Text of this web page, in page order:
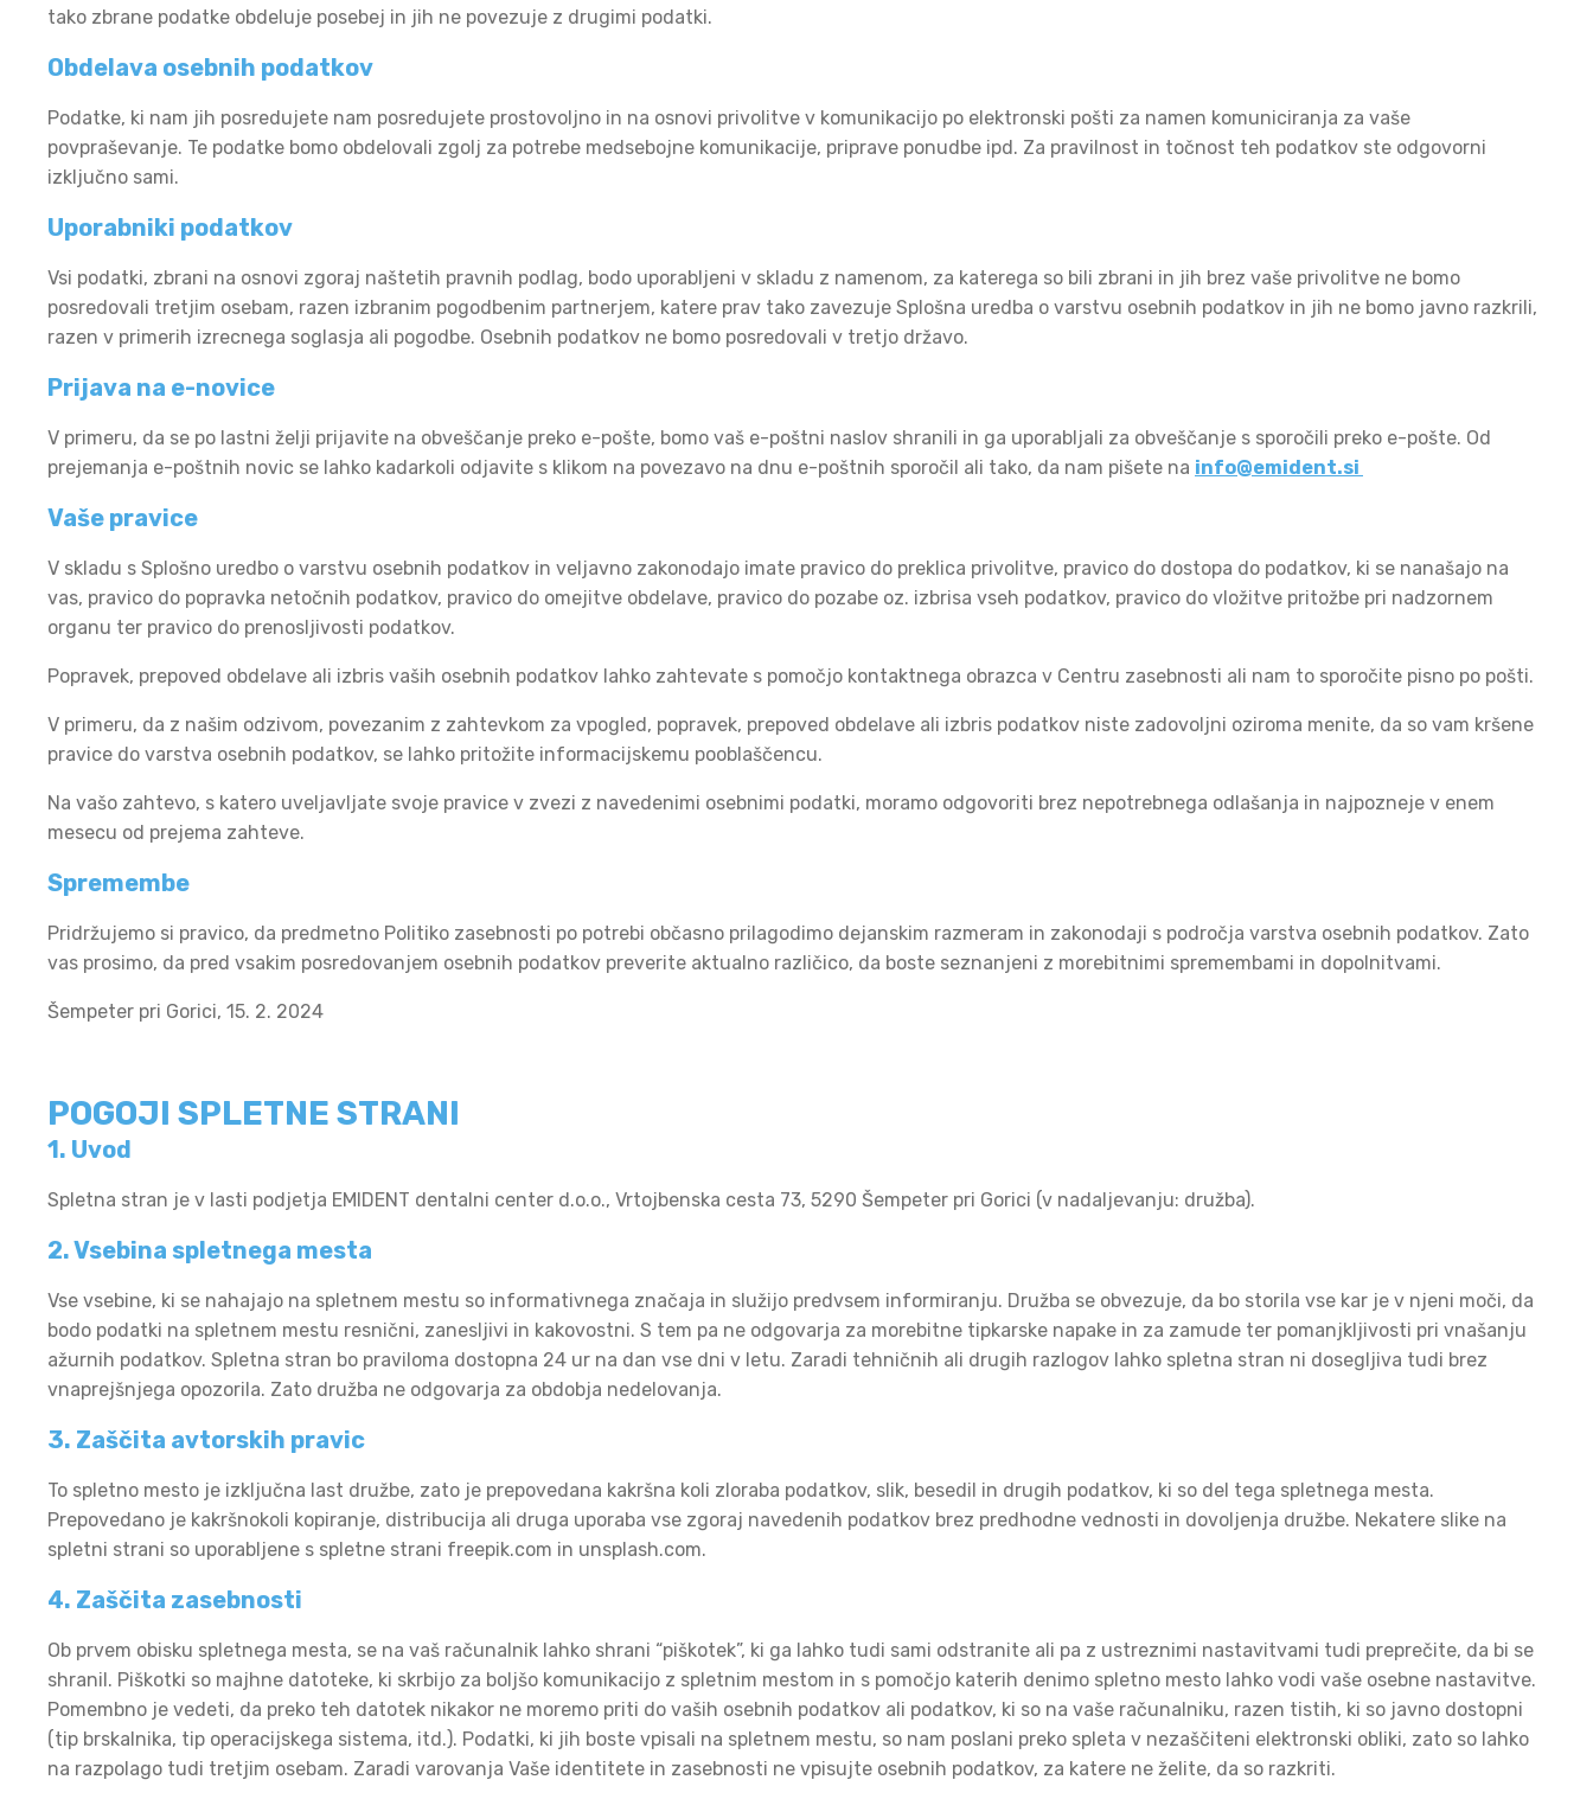
tako zbrane podatke obdeluje posebej in jih ne povezuje z drugimi podatki.
Obdelava osebnih podatkov
Podatke, ki nam jih posredujete nam posredujete prostovoljno in na osnovi privolitve v komunikacijo po elektronski pošti za namen komuniciranja za vaše
povpraševanje. Te podatke bomo obdelovali zgolj za potrebe medsebojne komunikacije, priprave ponudbe ipd. Za pravilnost in točnost teh podatkov ste odgovorni
izključno sami.
Uporabniki podatkov
Vsi podatki, zbrani na osnovi zgoraj naštetih pravnih podlag, bodo uporabljeni v skladu z namenom, za katerega so bili zbrani in jih brez vaše privolitve ne bomo
posredovali tretjim osebam, razen izbranim pogodbenim partnerjem, katere prav tako zavezuje Splošna uredba o varstvu osebnih podatkov in jih ne bomo javno razkrili,
razen v primerih izrecnega soglasja ali pogodbe. Osebnih podatkov ne bomo posredovali v tretjo državo.
Prijava na e-novice
V primeru, da se po lastni želji prijavite na obveščanje preko e-pošte, bomo vaš e-poštni naslov shranili in ga uporabljali za obveščanje s sporočili preko e-pošte. Od
prejemanja e-poštnih novic se lahko kadarkoli odjavite s klikom na povezavo na dnu e-poštnih sporočil ali tako, da nam pišete na info@emident.si
Vaše pravice
V skladu s Splošno uredbo o varstvu osebnih podatkov in veljavno zakonodajo imate pravico do preklica privolitve, pravico do dostopa do podatkov, ki se nanašajo na
vas, pravico do popravka netočnih podatkov, pravico do omejitve obdelave, pravico do pozabe oz. izbrisa vseh podatkov, pravico do vložitve pritožbe pri nadzornem
organu ter pravico do prenosljivosti podatkov.
Popravek, prepoved obdelave ali izbris vaših osebnih podatkov lahko zahtevate s pomočjo kontaktnega obrazca v Centru zasebnosti ali nam to sporočite pisno po pošti.
V primeru, da z našim odzivom, povezanim z zahtevkom za vpogled, popravek, prepoved obdelave ali izbris podatkov niste zadovoljni oziroma menite, da so vam kršene
pravice do varstva osebnih podatkov, se lahko pritožite informacijskemu pooblaščencu.
Na vašo zahtevo, s katero uveljavljate svoje pravice v zvezi z navedenimi osebnimi podatki, moramo odgovoriti brez nepotrebnega odlašanja in najpozneje v enem
mesecu od prejema zahteve.
Spremembe
Pridržujemo si pravico, da predmetno Politiko zasebnosti po potrebi občasno prilagodimo dejanskim razmeram in zakonodaji s področja varstva osebnih podatkov. Zato
vas prosimo, da pred vsakim posredovanjem osebnih podatkov preverite aktualno različico, da boste seznanjeni z morebitnimi spremembami in dopolnitvami.
Šempeter pri Gorici, 15. 2. 2024
POGOJI SPLETNE STRANI
1. Uvod
Spletna stran je v lasti podjetja EMIDENT dentalni center d.o.o., Vrtojbenska cesta 73, 5290 Šempeter pri Gorici (v nadaljevanju: družba).
2. Vsebina spletnega mesta
Vse vsebine, ki se nahajajo na spletnem mestu so informativnega značaja in služijo predvsem informiranju. Družba se obvezuje, da bo storila vse kar je v njeni moči, da
bodo podatki na spletnem mestu resnični, zanesljivi in kakovostni. S tem pa ne odgovarja za morebitne tipkarske napake in za zamude ter pomanjkljivosti pri vnašanju
ažurnih podatkov. Spletna stran bo praviloma dostopna 24 ur na dan vse dni v letu. Zaradi tehničnih ali drugih razlogov lahko spletna stran ni dosegljiva tudi brez
vnaprejšnjega opozorila. Zato družba ne odgovarja za obdobja nedelovanja.
3. Zaščita avtorskih pravic
To spletno mesto je izključna last družbe, zato je prepovedana kakršna koli zloraba podatkov, slik, besedil in drugih podatkov, ki so del tega spletnega mesta.
Prepovedano je kakršnokoli kopiranje, distribucija ali druga uporaba vse zgoraj navedenih podatkov brez predhodne vednosti in dovoljenja družbe. Nekatere slike na
spletni strani so uporabljene s spletne strani freepik.com in unsplash.com.
4. Zaščita zasebnosti
Ob prvem obisku spletnega mesta, se na vaš računalnik lahko shrani “piškotek”, ki ga lahko tudi sami odstranite ali pa z ustreznimi nastavitvami tudi preprečite, da bi se
shranil. Piškotki so majhne datoteke, ki skrbijo za boljšo komunikacijo z spletnim mestom in s pomočjo katerih denimo spletno mesto lahko vodi vaše osebne nastavitve.
Pomembno je vedeti, da preko teh datotek nikakor ne moremo priti do vaših osebnih podatkov ali podatkov, ki so na vaše računalniku, razen tistih, ki so javno dostopni
(tip brskalnika, tip operacijskega sistema, itd.). Podatki, ki jih boste vpisali na spletnem mestu, so nam poslani preko spleta v nezaščiteni elektronski obliki, zato so lahko
na razpolago tudi tretjim osebam. Zaradi varovanja Vaše identitete in zasebnosti ne vpisujte osebnih podatkov, za katere ne želite, da so razkriti.